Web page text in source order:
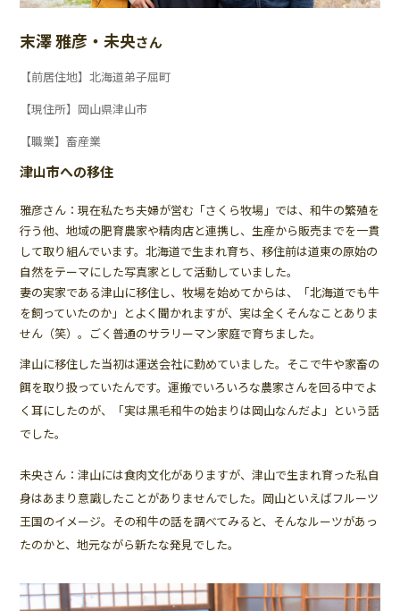
末澤 雅彦・未央さん
【前居住地】北海道弟子屈町
【現住所】岡山県津山市
【職業】畜産業
津山市への移住
雅彦さん：現在私たち夫婦が営む「さくら牧場」では、和牛の繁殖を
行う他、地域の肥育農家や精肉店と連携し、生産から販売までを一貫
して取り組んでいます。北海道で生まれ育ち、移住前は道東の原始の
自然をテーマにした写真家として活動していました。
妻の実家である津山に移住し、牧場を始めてからは、「北海道でも牛
を飼っていたのか」とよく聞かれますが、実は全くそんなことありま
せん（笑）。ごく普通のサラリーマン家庭で育ちました。
津山に移住した当初は運送会社に勤めていました。そこで牛や家畜の
餌を取り扱っていたんです。運搬でいろいろな農家さんを回る中でよ
く耳にしたのが、「実は黒毛和牛の始まりは岡山なんだよ」という話
でした。
未央さん：津山には食肉文化がありますが、津山で生まれ育った私自
身はあまり意識したことがありませんでした。岡山といえばフルーツ
王国のイメージ。その和牛の話を調べてみると、そんなルーツがあっ
たのかと、地元ながら新たな発見でした。